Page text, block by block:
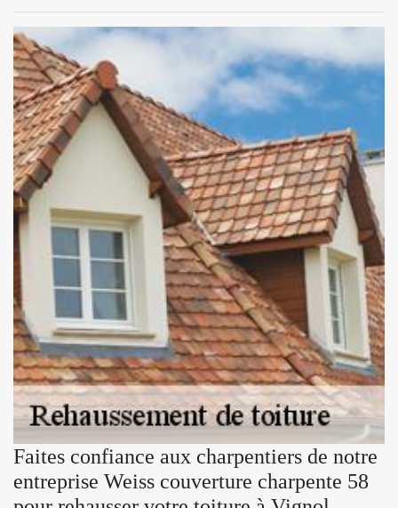
Faites confiance aux charpentiers de notre
entreprise Weiss couverture charpente 58